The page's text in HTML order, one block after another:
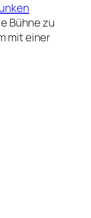
Bühne zu
mit einer